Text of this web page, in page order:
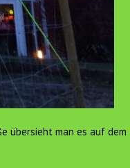
übersieht man es auf dem